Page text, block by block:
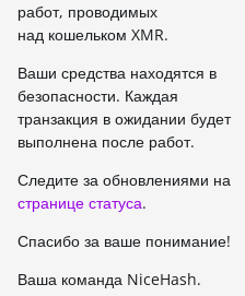
работ, проводимых
над кошельком XMR.
Ваши средства находятся в
безопасности. Каждая
транзакция в ожидании будет
выполнена после работ.
Следите за обновлениями на
странице статуса.
Спасибо за ваше понимание!
Ваша команда NiceHash.